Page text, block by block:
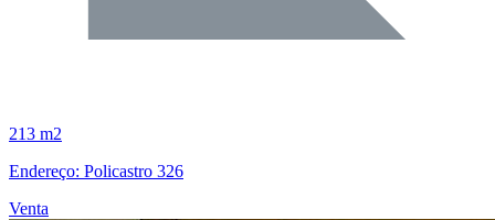
213 m2
Endereço: Policastro 326
Venta